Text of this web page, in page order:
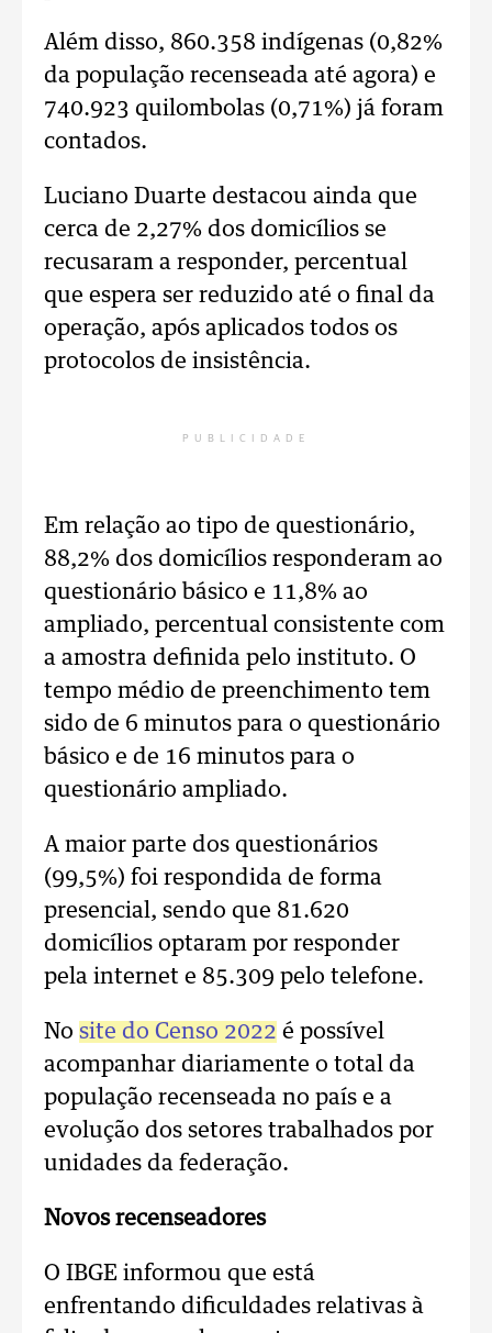
Além disso, 860.358 indígenas (0,82%
da população recenseada até agora) e
740.923 quilombolas (0,71%) já foram
contados.
Luciano Duarte destacou ainda que
cerca de 2,27% dos domicílios se
recusaram a responder, percentual
que espera ser reduzido até o final da
operação, após aplicados todos os
protocolos de insistência.
PUBLICIDADE
Em relação ao tipo de questionário,
88,2% dos domicílios responderam ao
questionário básico e 11,8% ao
ampliado, percentual consistente com
a amostra definida pelo instituto. O
tempo médio de preenchimento tem
sido de 6 minutos para o questionário
básico e de 16 minutos para o
questionário ampliado.
A maior parte dos questionários
(99,5%) foi respondida de forma
presencial, sendo que 81.620
domicílios optaram por responder
pela internet e 85.309 pelo telefone.
No site do Censo 2022 é possível
acompanhar diariamente o total da
população recenseada no país e a
evolução dos setores trabalhados por
unidades da federação.
Novos recenseadores
O IBGE informou que está
enfrentando dificuldades relativas à